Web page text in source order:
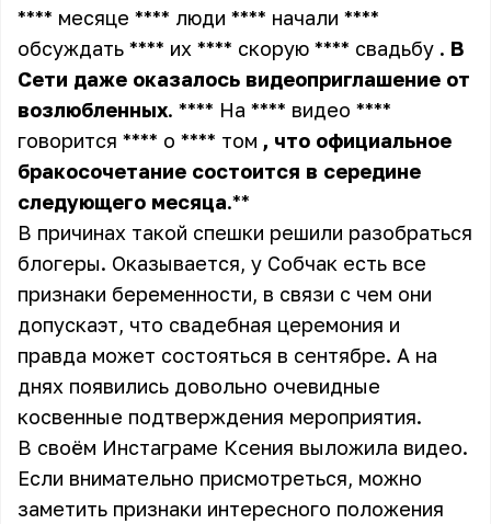
**** месяце **** люди **** начали ****
обсуждать **** их **** скорую **** свадьбу . В
Сети даже оказалось видеоприглашение от
возлюбленных. **** На **** видео ****
говорится **** о **** том , что официальное
бракосочетание состоится в середине
следующего месяца.**
В причинах такой спешки решили разобраться
блогеры. Оказывается, у Собчак есть все
признаки беременности, в связи с чем они
допускаэт, что свадебная церемония и
правда может состояться в сентябре. А на
днях появились довольно очевидные
косвенные подтверждения мероприятия.
В своём Инстаграме Ксения выложила видео.
Если внимательно присмотреться, можно
заметить признаки интересного положения